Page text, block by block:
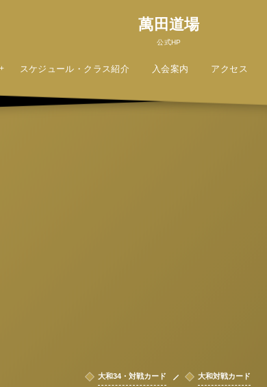
萬田道場
公式HP
スケジュール・クラス紹介 入会案内 アクセス
大和34・対戦カード 大和対戦カード